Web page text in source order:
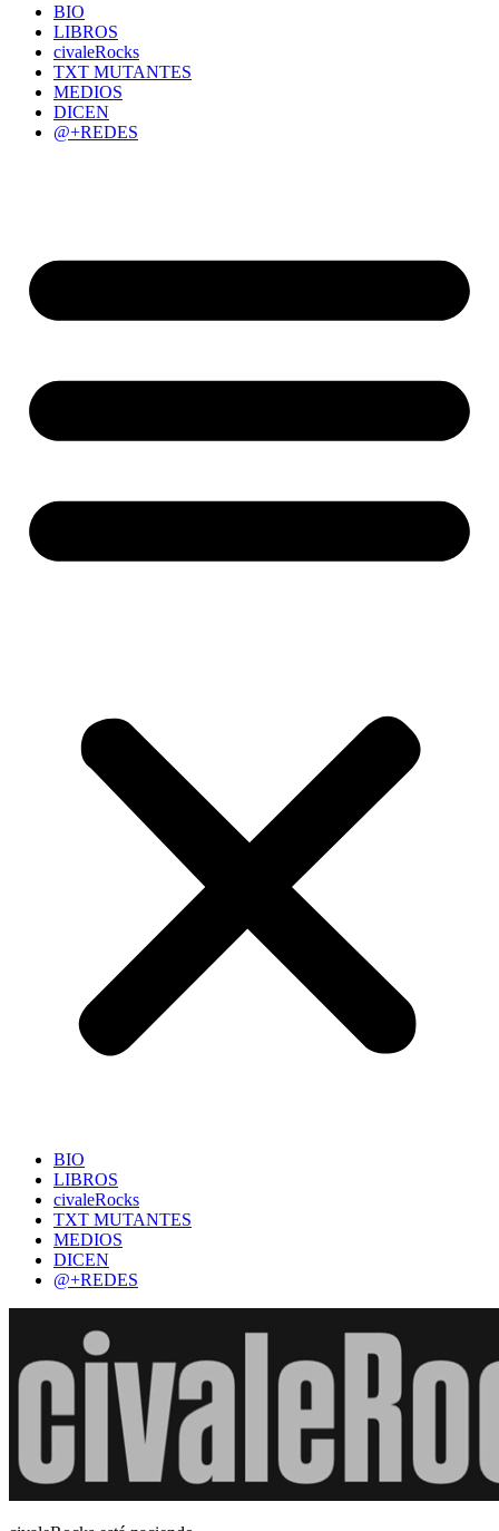
BIO
LIBROS
civaleRocks
TXT MUTANTES
MEDIOS
DICEN
@+REDES
BIO
LIBROS
civaleRocks
TXT MUTANTES
MEDIOS
DICEN
@+REDES